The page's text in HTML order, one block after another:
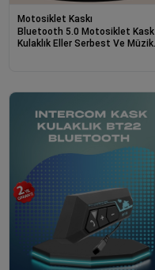
Motosiklet Kaskı
Bluetooth 5.0 Motosiklet Kask
Kulaklık Eller Serbest Ve Müzik